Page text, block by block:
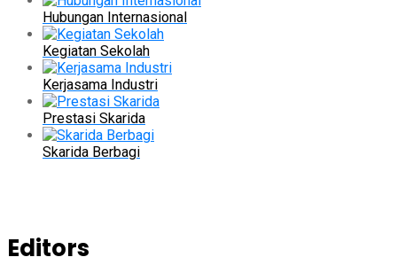
Hubungan Internasional
Kegiatan Sekolah
Kerjasama Industri
Prestasi Skarida
Skarida Berbagi
Editors